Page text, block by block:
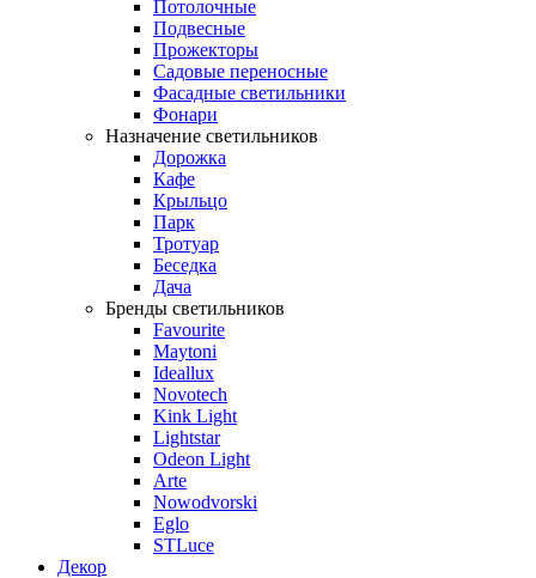
Потолочные
Подвесные
Прожекторы
Садовые переносные
Фасадные светильники
Фонари
Назначение светильников
Дорожка
Кафе
Крыльцо
Парк
Тротуар
Беседка
Дача
Бренды светильников
Favourite
Maytoni
Ideallux
Novotech
Kink Light
Lightstar
Odeon Light
Arte
Nowodvorski
Eglo
STLuce
Декор